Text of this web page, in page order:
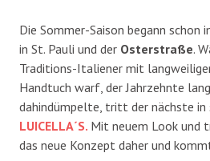
Die Sommer-Saison begann schon
in St. Pauli und der Osterstraße.
Traditions-Italiener mit
Handtuch warf, der Jahrzehnte
dahindümpelte, tritt der nächste in
LUICELLA´S. Mit neuem Look und
das neue Konzept daher und